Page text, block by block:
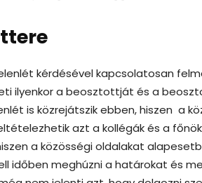
kérdésével kapcsolatosan
ilyenkor a beosztottját és a
is közrejátszik ebben, hiszen a
azt a kollégák és a
a közösségi oldalakat
időben meghúzni a határokat és